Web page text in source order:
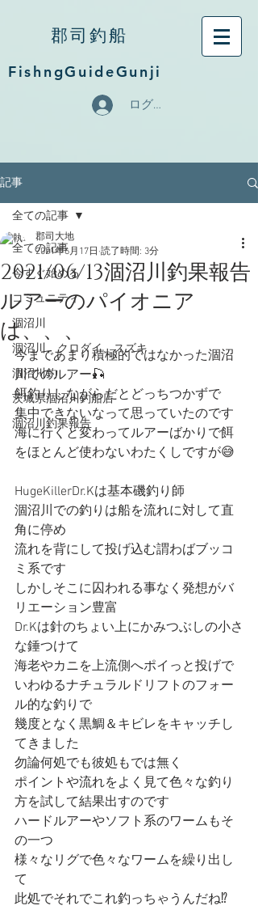
郡司釣船
FishngGuideGunji
ログイン
記事
全ての記事
今すぐ始める
コミュニティ
涸沼川
涸沼川、クロダイ、スズキ
涸沼川釣
茨城県涸沼川釣船店
涸沼川釣果報告
全ての記事
2021/06/13涸沼川釣果報告
ルアーのパイオニア
は、、、
郡司大地
2021年6月17日 読了時間: 3分
今まであまり積極的ではなかった涸沼
川でのルアー🎣
餌釣りしながらだとどっちつかずで
集中できないなって思っていたのです
海に行くと変わってルアーばかりで餌
をほとんど使わないわたくしですが😅
HugeKillerDr.Kは基本磯釣り師
涸沼川での釣りは船を流れに対して直
角に停め
流れを背にして投げ込む謂わばブッコ
ミ系です
しかしそこに囚われる事なく発想がバ
リエーション豊富
Dr.Kは針のちょい上にかみつぶしの小さ
な錘つけて
海老やカニを上流側へポイっと投げで
いわゆるナチュラルドリフトのフォー
ル的な釣りで
幾度となく黒鯛＆キビレをキャッチし
てきました
勿論何処でも彼処もでは無く
ポイントや流れをよく見て色々な釣り
方を試して結果出すのです
ハードルアーやソフト系のワームもそ
の一つ
様々なリグで色々なワームを繰り出し
て
此処でそれでこれ釣っちゃうんだね⁉︎